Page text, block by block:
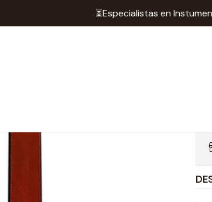
⏳Especialistas en
Accesorios Cuerdas Correas